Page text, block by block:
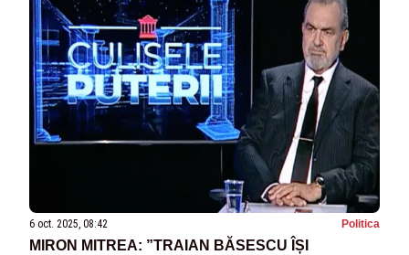
6 oct. 2025, 08:42 Politica
MIRON MITREA: ”TRAIAN BĂSESCU ÎȘI